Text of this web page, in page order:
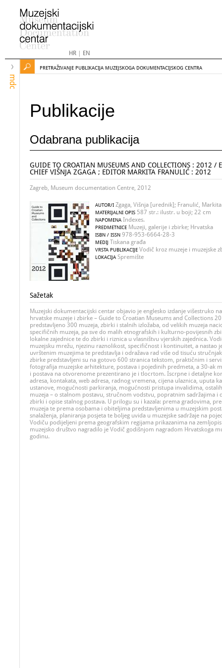
HR| EN
mdc
PRETRAŽIVANJE PUBLIKACIJA MUZEJSKOGA DOKUMENTACIJSKOG CENTRA
Publikacije
Odabrana publikacija
GUIDE TO CROATIAN MUSEUMS AND COLLECTIONS : 2012 /
CHIEF VIŠNJA ZGAGA ; EDITOR MARKITA FRANULIĆ : 2012
Zagreb, Museum documentation Centre, 2012
AUTOR/I Zgaga, Višnja [urednik]; Franulić,
MATERIJALNI OPIS 587 str.: ilustr. u boji; 22 cm
NAPOMENA Indexes.
PREDMETNICE Muzeji, galerije i zbirke; Hrvatska
ISBN / ISSN 978-953-6664-28-3
MEDIJ Tiskana građa
VRSTA PUBLIKACIJE Vodič kroz muzeje i muzejske
LOKACIJA Spremište
Sažetak
Muzejski dokumentacijski centar objavio je englesko izdanje višestruko
hrvatske muzeje i zbirke – Guide to Croatian Museums and Collections
predstavljeno 300 muzeja, zbirki i stalnih izložaba, od velikih muzeja
specifičnih muzeja, pa sve do malih etnografskih i kulturno-povijesnih
lokalne zajednice te do zbirki i riznica u vlasništvu vjerskih zajednica.
muzejsku mrežu, njezinu raznolikost, specifičnost i kontinuitet, a nastao
uvrštenim muzejima te predstavlja i odražava rad više od tisuću
zbirke predstavljeni su na gotovo 600 stranica tekstom, praktičnim i
fotografija muzejske arhitekture, postava i pojedinih predmeta, a 30-ak
i postava na otvorenome prezentirano je i tlocrtom. Iscrpne i detaljne
adresa, kontakata, web adresa, radnog vremena, cijena ulaznica, uputa
ustanove, mogućnosti parkiranja, mogućnosti pristupa invalidima,
muzeja – o stalnom postavu, stručnom vodstvu, popratnim sadržajima i
zbirki i opise stalnog postava. U prilogu su i kazala: prema gradovima,
muzeja te prema osobama i obiteljima predstavljenima u muzejskim
snalaženja, planiranja posjeta te boljeg uvida u muzejske sadržaje na
Vodiču podijeljeni prema geografskim regijama prikazanima na
muzejsko društvo nagradilo je Vodič godišnjom nagradom Hrvatskoga
godinu.